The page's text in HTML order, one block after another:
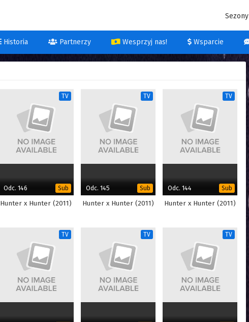
Sezony
Historia Partnerzy Wesprzyj nas! Wsparcie
TV
Odc. 146 Sub
Hunter x Hunter (2011)
TV
Odc. 145 Sub
Hunter x Hunter (2011)
TV
Odc. 144 Sub
Hunter x Hunter (2011)
TV TV TV